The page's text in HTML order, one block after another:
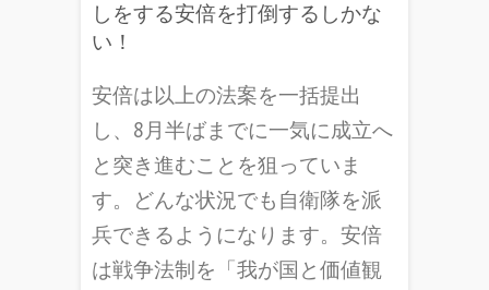
しをする安倍を打倒するしかな
い！
安倍は以上の法案を一括提出
し、8月半ばまでに一気に成立へ
と突き進むことを狙っていま
す。どんな状況でも自衛隊を派
兵できるようになります。安倍
は戦争法制を「我が国と価値観